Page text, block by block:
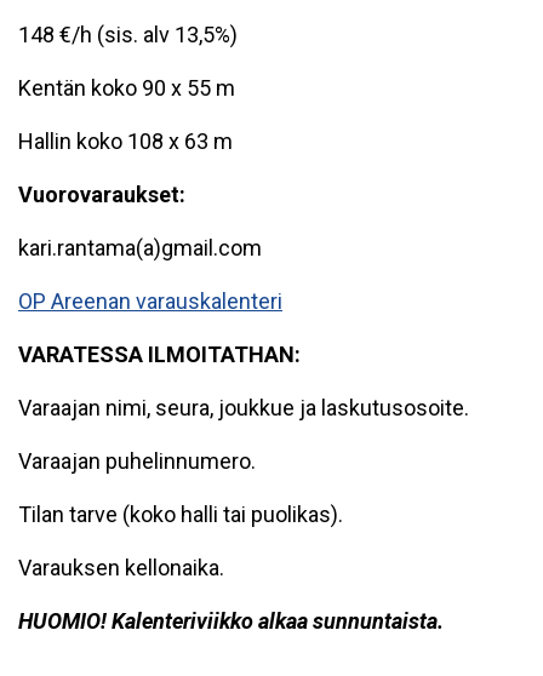
148 €/h (sis. alv 13,5%)
Kentän koko 90 x 55 m
Hallin koko 108 x 63 m
Vuorovaraukset:
kari.rantama(a)gmail.com
OP Areenan varauskalenteri
VARATESSA ILMOITATHAN:
Varaajan nimi, seura, joukkue ja laskutusosoite.
Varaajan puhelinnumero.
Tilan tarve (koko halli tai puolikas).
Varauksen kellonaika.
HUOMIO! Kalenteriviikko alkaa sunnuntaista.